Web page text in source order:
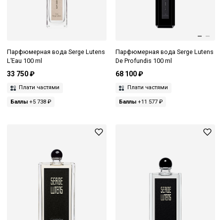
Парфюмерная вода Serge Lutens
L’Eau 100 ml
33 750 ₽
Плати частями
Баллы +5 738 ₽
Парфюмерная вода Serge Lutens
De Profundis 100 ml
68 100 ₽
Плати частями
Баллы+11 577 ₽